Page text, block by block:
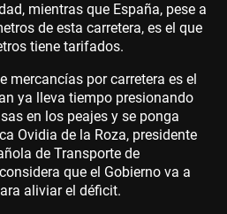
mientras que España, pese a
de esta carretera, es el que
tiene tarifados.
mercancías por carretera es el
ya lleva tiempo presionando
en los peajes y se ponga
Ovidia de la Roza, presidente
de Transporte de
que el Gobierno va a
aliviar el déficit.